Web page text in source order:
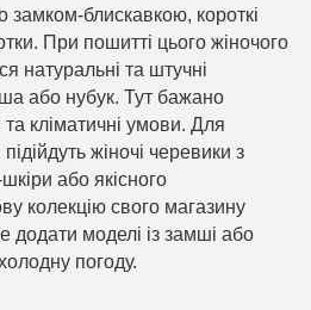
замком-блискавкою, короткі
При пошитті цього жіночого
натуральні та штучні
або нубук. Тут бажано
кліматичні умови. Для
жіночі черевики з
або якісного
колекцію свого магазину
додати моделі із замші або
погоду.